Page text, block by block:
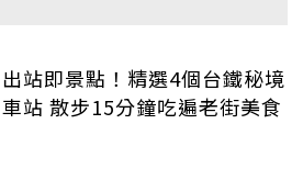
出站即景點！精選4個台鐵秘境
車站 散步15分鐘吃遍老街美食